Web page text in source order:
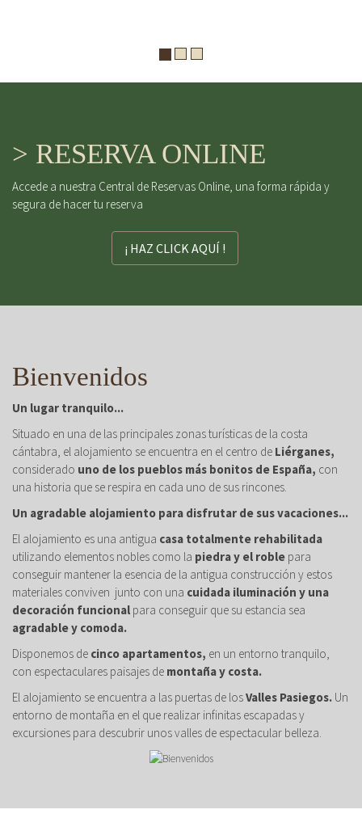
> RESERVA ONLINE
Accede a nuestra Central de Reservas Online, una forma rápida y
segura de hacer tu reserva
¡ HAZ CLICK AQUÍ !
Bienvenidos
Un lugar tranquilo...
Situado en una de las principales zonas turísticas de la costa
cántabra, el alojamiento se encuentra en el centro de Liérganes,
considerado uno de los pueblos más bonitos de España, con
una historia que se respira en cada uno de sus rincones.
Un agradable alojamiento para disfrutar de sus vacaciones...
El alojamiento es una antigua casa totalmente rehabilitada
utilizando elementos nobles como la piedra y el roble para
conseguir mantener la esencia de la antigua construcción y estos
materiales conviven junto con una cuidada iluminación y una
decoración funcional para conseguir que su estancia sea
agradable y comoda.
Disponemos de cinco apartamentos, en un entorno tranquilo,
con espectaculares paisajes de montaña y costa.
El alojamiento se encuentra a las puertas de losValles Pasiegos. Un
entorno de montaña en el que realizar infinitas escapadas y
excursiones para descubrir unos valles de espectacular belleza.